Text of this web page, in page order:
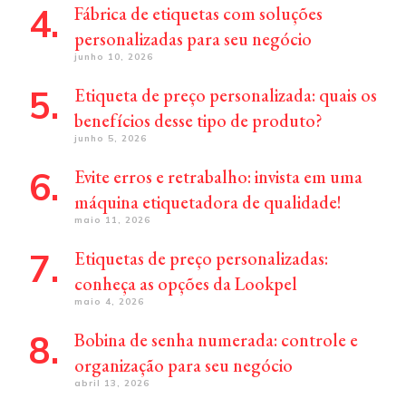
Fábrica de etiquetas com soluções
personalizadas para seu negócio
junho 10, 2026
Etiqueta de preço personalizada: quais os
benefícios desse tipo de produto?
junho 5, 2026
Evite erros e retrabalho: invista em uma
máquina etiquetadora de qualidade!
maio 11, 2026
Etiquetas de preço personalizadas:
conheça as opções da Lookpel
maio 4, 2026
Bobina de senha numerada: controle e
organização para seu negócio
abril 13, 2026